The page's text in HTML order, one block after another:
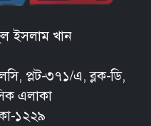
ইসলাম খান
প্লট-৩৭১/এ, ব্লক-ডি,
এলাকা
১২২৯